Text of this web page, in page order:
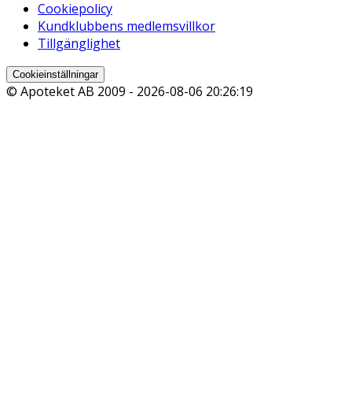
Cookiepolicy
Kundklubbens medlemsvillkor
Tillgänglighet
Cookieinställningar
© Apoteket AB 2009 - 2026-08-06 20:26:19